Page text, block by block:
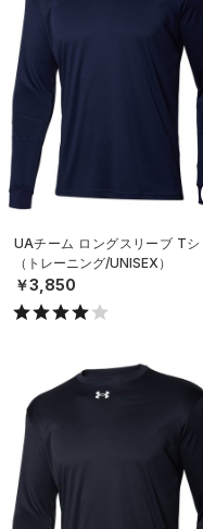
UAチーム ロングスリーブ Tシ
（トレーニング/UNISEX）
￥3,850